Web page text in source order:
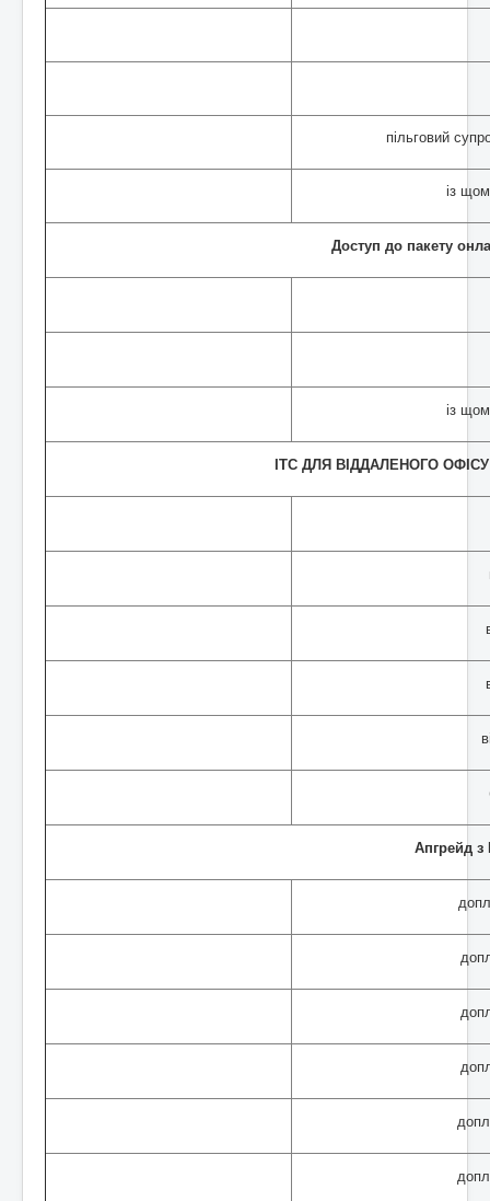
пільговий
із
Доступ до пакету
із
ІТС ДЛЯ ВІДДАЛЕНОГО ОФІСУ
Апгрейд